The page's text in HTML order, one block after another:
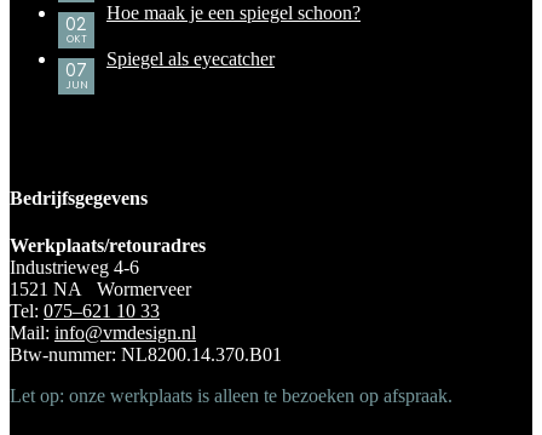
02
OKT
Hoe maak je een spiegel schoon?
07
JUN
Spiegel als eyecatcher
Bedrijfsgegevens
Werkplaats/retouradres
Industrieweg 4-6
1521 NA Wormerveer
Tel: 075–621 10 33
Mail: info@vmdesign.nl
Btw-nummer: NL8200.14.370.B01
Let op: onze werkplaats is alleen te bezoeken op afspraak.